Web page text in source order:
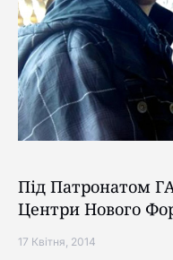
Під Патронатом
Центри Нового
17 Квітня, 2014